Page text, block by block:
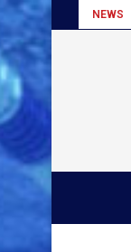
NEWS
πρωτάθλημα Παίδων:...